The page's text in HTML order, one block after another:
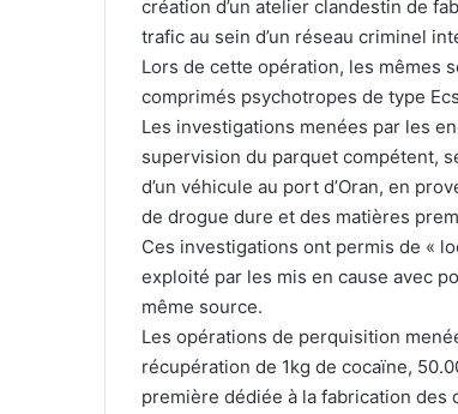
création d’un atelier clandestin de
trafic au sein d’un réseau criminel
Lors de cette opération, les mêmes
comprimés psychotropes de type
Les investigations menées par les
supervision du parquet compétent,
d’un véhicule au port d’Oran, en
de drogue dure et des matières
Ces investigations ont permis de «
exploité par les mis en cause avec
même source.
Les opérations de perquisition
récupération de 1kg de cocaïne,
première dédiée à la fabrication des